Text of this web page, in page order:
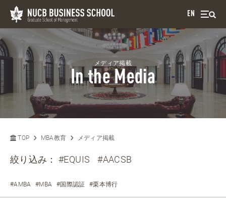
EN
メディア掲載
In the Media
TOP MBA教育 メディア掲載
絞り込み：#EQUIS #AACSB
#AMBA #MBA #国際認証 #栗本博行